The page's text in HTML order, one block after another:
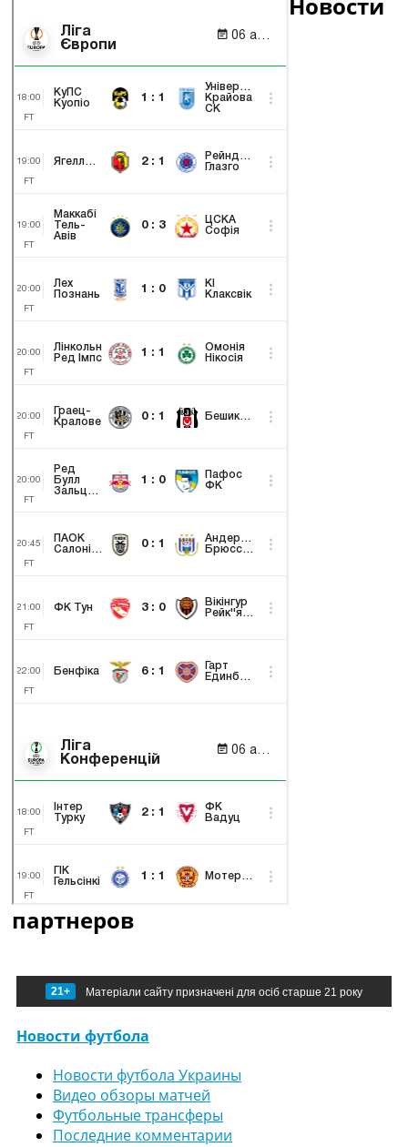
партнеров
21+ Матеріали сайту призначені для осіб старше 21 року
Новости футбола
Новости футбола Украины
Видео обзоры матчей
Футбольные трансферы
Последние комментарии